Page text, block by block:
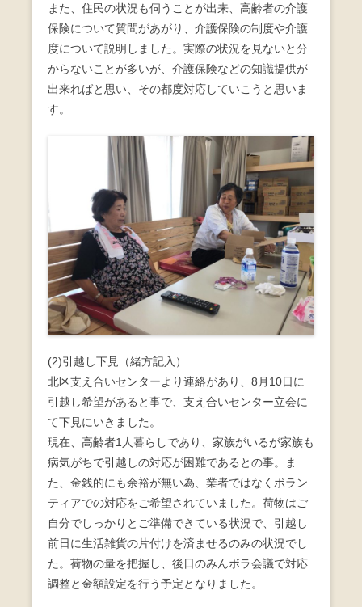
また、住民の状況も伺うことが出来、高齢者の介護
保険について質問があがり、介護保険の制度や介護
度について説明しました。実際の状況を見ないと分
からないことが多いが、介護保険などの知識提供が
出来ればと思い、その都度対応していこうと思いま
す。
(2)引越し下見（緒方記入）
北区支え合いセンターより連絡があり、8月10日に
引越し希望があると事で、支え合いセンター立会に
て下見にいきました。
現在、高齢者1人暮らしであり、家族がいるが家族も
病気がちで引越しの対応が困難であるとの事。ま
た、金銭的にも余裕が無い為、業者ではなくボラン
ティアでの対応をご希望されていました。荷物はご
自分でしっかりとご準備できている状況で、引越し
前日に生活雑貨の片付けを済ませるのみの状況でし
た。荷物の量を把握し、後日のみんボラ会議で対応
調整と金額設定を行う予定となりました。